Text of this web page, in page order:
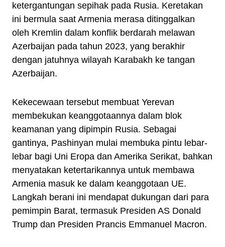
ketergantungan sepihak pada Rusia. Keretakan
ini bermula saat Armenia merasa ditinggalkan
oleh Kremlin dalam konflik berdarah melawan
Azerbaijan pada tahun 2023, yang berakhir
dengan jatuhnya wilayah Karabakh ke tangan
Azerbaijan.
Kekecewaan tersebut membuat Yerevan
membekukan keanggotaannya dalam blok
keamanan yang dipimpin Rusia. Sebagai
gantinya, Pashinyan mulai membuka pintu lebar-
lebar bagi Uni Eropa dan Amerika Serikat, bahkan
menyatakan ketertarikannya untuk membawa
Armenia masuk ke dalam keanggotaan UE.
Langkah berani ini mendapat dukungan dari para
pemimpin Barat, termasuk Presiden AS Donald
Trump dan Presiden Prancis Emmanuel Macron.